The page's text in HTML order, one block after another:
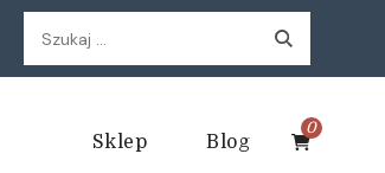
Szukaj:
Sklep Blog
0